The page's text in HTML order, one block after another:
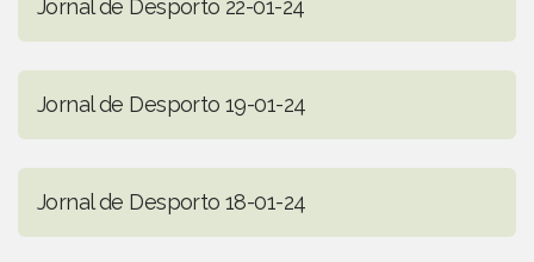
Jornal de Desporto 22-01-24
Jornal de Desporto 19-01-24
Jornal de Desporto 18-01-24